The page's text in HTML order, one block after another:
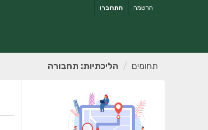
התחברו הרשמה
תחומים הליכתיות: תחבורה